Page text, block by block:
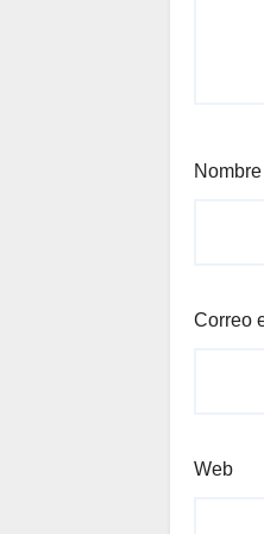
Nombre
Correo
Web